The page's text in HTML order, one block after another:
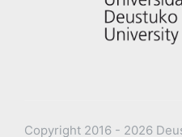
Copyright 2016 - 2026